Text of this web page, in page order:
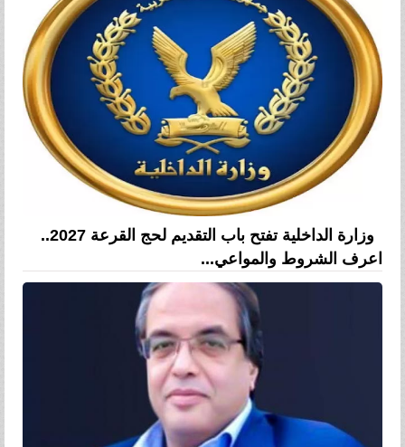
وزارة الداخلية تفتح باب التقديم لحج القرعة 2027..
اعرف الشروط والمواعي...